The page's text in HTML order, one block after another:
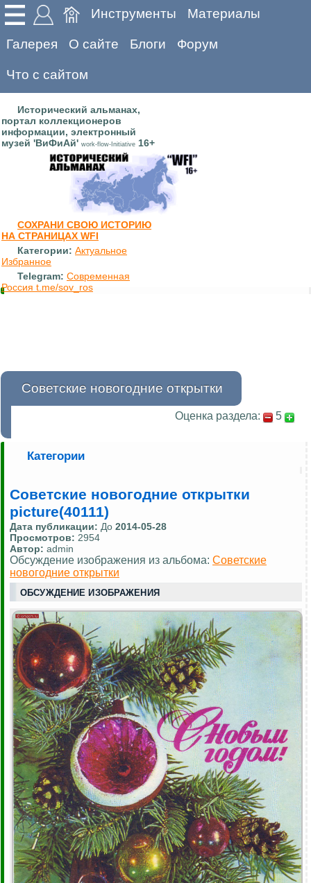
Инструменты Материалы
Галерея О сайте Блоги Форум
Что с сайтом
Исторический альманах,
портал коллекционеров
информации, электронный
музей 'ВиФиАй' work-flow-Initiative 16+
СОХРАНИ СВОЮ ИСТОРИЮ
НА СТРАНИЦАХ WFI
Категории: Актуальное
Избранное
Telegram: Современная
Россия t.me/sov_ros
Советские новогодние открытки
Оценка раздела: 5
Категории
Советские новогодние открытки
picture(40111)
Дата публикации: До 2014-05-28
Просмотров: 2954
Автор: admin
Обсуждение изображения из альбома: Советские
новогодние открытки
ОБСУЖДЕНИЕ ИЗОБРАЖЕНИЯ